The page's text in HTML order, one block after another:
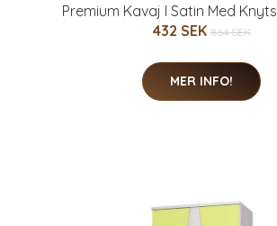
Premium Kavaj I Satin Med
432 SEK 864 SEK
MER INFO!